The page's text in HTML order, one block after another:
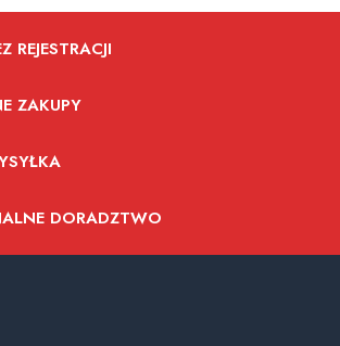
REJESTRACJI
ZAKUPY
DORADZTWO